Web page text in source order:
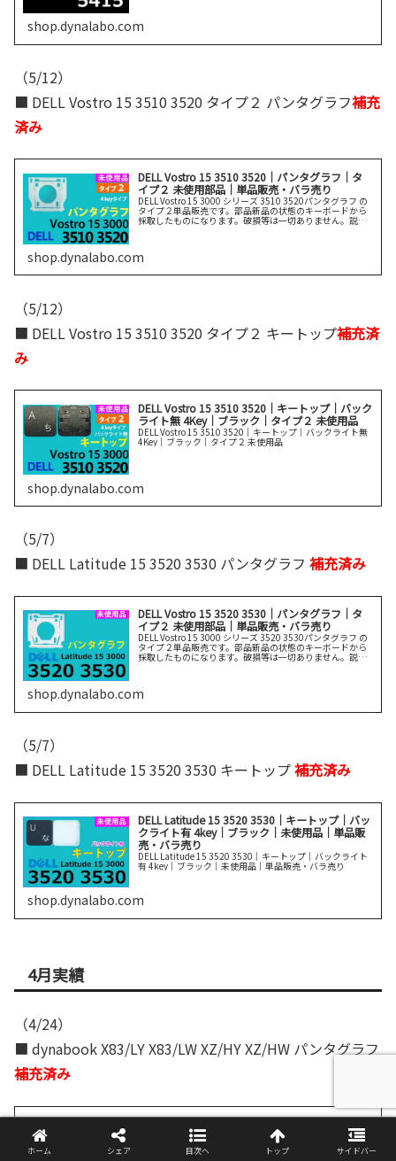
shop.dynalabo.com
（5/12）
■ DELL Vostro 15 3510 3520 タイプ２ パンタグラフ補充
済み
DELL Vostro 15 3510 3520｜パンタグラフ｜タ
イプ２ 未使用部品｜単品販売・バラ売り
DELL Vostro 15 3000 シリーズ 3510 3520パンタグラフ の
タイプ２単品販売です。部品新品の状態のキーボードから
採取したものになります。破損等は一切ありません。説明
shop.dynalabo.com
（5/12）
■ DELL Vostro 15 3510 3520 タイプ２ キートップ補充済
み
DELL Vostro 15 3510 3520｜キートップ｜バック
ライト無 4Key｜ブラック｜タイプ２ 未使用品
DELL Vostro 15 3510 3520｜キートップ｜バックライト無
4Key｜ブラック｜タイプ２ 未使用品
shop.dynalabo.com
（5/7）
■ DELL Latitude 15 3520 3530 パンタグラフ 補充済み
DELL Vostro 15 3520 3530｜パンタグラフ｜タ
イプ２ 未使用部品｜単品販売・バラ売り
DELL Vostro 15 3000 シリーズ 3520 3530パンタグラフ の
タイプ２単品販売です。部品新品の状態のキーボードから
採取したものになります。破損等は一切ありません。説明
shop.dynalabo.com
（5/7）
■ DELL Latitude 15 3520 3530 キートップ補充済み
DELL Latitude 15 3520 3530｜キートップ｜バッ
クライト有 4key｜ブラック｜未使用品｜単品販
売・バラ売り
DELL Latitude 15 3520 3530｜キートップ｜バックライト
有 4key｜ブラック｜未使用品｜単品販売・バラ売り
shop.dynalabo.com
4月実績
（4/24）
■ dynabook X83/LY X83/LW XZ/HY XZ/HW パンタグラフ
補充済み
タグラフ｜未使用｜ 単品販売／バラ売り
dynabook X83/LY X83/LW XZ/HY XZ/HW ｜パンタグラフ｜
未使用｜ 単品販売／バラ売りを販売していますので、交換
ホーム シェア 目次へ トップ サイドバー